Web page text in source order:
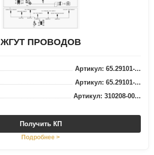
ЖГУТ ПРОВОДОВ
Артикул: 65.29101-...
Артикул: 65.29101-...
Артикул: 310208-00...
Получить КП
Подробнее >